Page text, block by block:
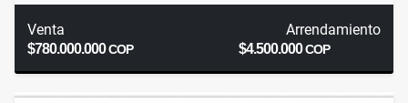
Venta
$780.000.000COP
Arrendamiento
$4.500.000COP